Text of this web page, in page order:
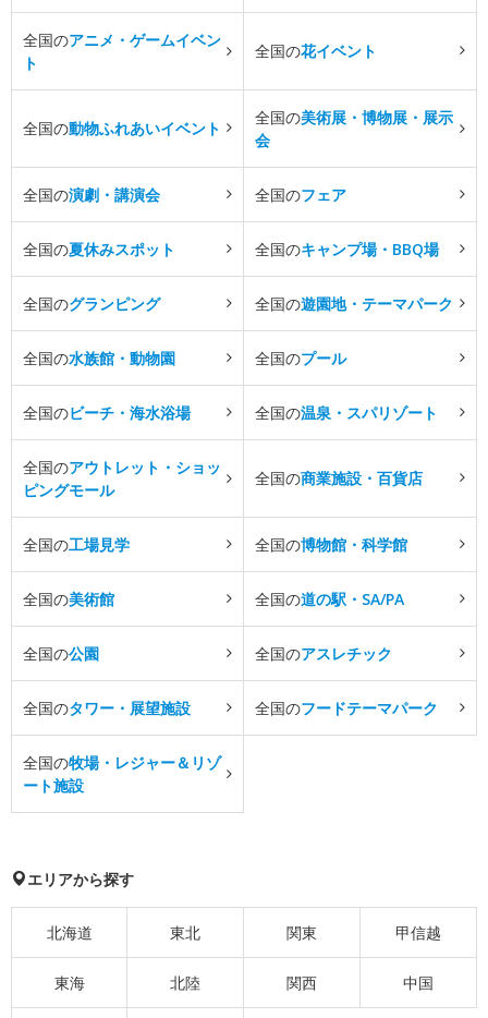
全国のアニメ・ゲームイベン
ト
全国の花イベント
全国の動物ふれあいイベント
全国の美術展・博物展・展示
会
全国の演劇・講演会 全国のフェア
全国の夏休みスポット 全国のキャンプ場・BBQ場
全国のグランピング 全国の遊園地・テーマパーク
全国の水族館・動物園 全国のプール
全国のビーチ・海水浴場 全国の温泉・スパリゾート
全国のアウトレット・ショッ
ピングモール
全国の商業施設・百貨店
全国の工場見学 全国の博物館・科学館
全国の美術館 全国の道の駅・SA/PA
全国の公園 全国のアスレチック
全国のタワー・展望施設 全国のフードテーマパーク
全国の牧場・レジャー＆リゾ
ート施設
エリアから探す
北海道 東北 関東 甲信越
東海 北陸 関西 中国